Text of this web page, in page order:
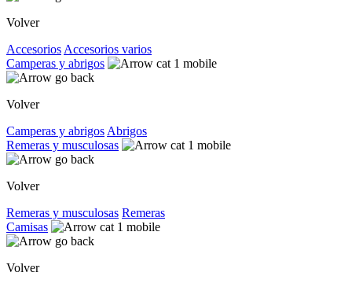
Volver
Accesorios Accesorios varios
Camperas y abrigos
Volver
Camperas y abrigos Abrigos
Remeras y musculosas
Volver
Remeras y musculosas Remeras
Camisas
Volver